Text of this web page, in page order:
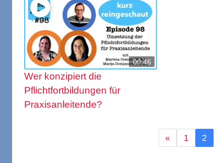
00:46
Wer konzipiert die
Pflichtfortbildungen für
Praxisanleitende?
« 1 2